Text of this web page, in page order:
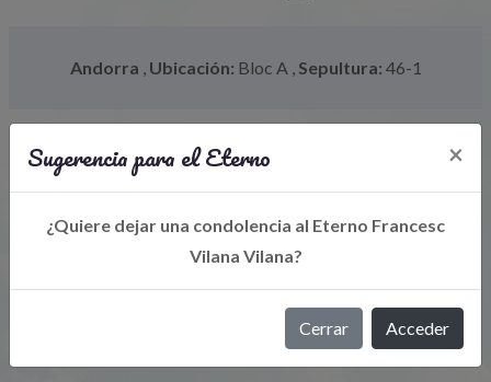
Andorra , Ubicación: Bloc A , Sepultura: 46-1
Libro de Eterno
Sugerencia para el Eterno ×
¿Quiere dejar una condolencia al Eterno Francesc
Vilana Vilana?
Cerrar Acceder